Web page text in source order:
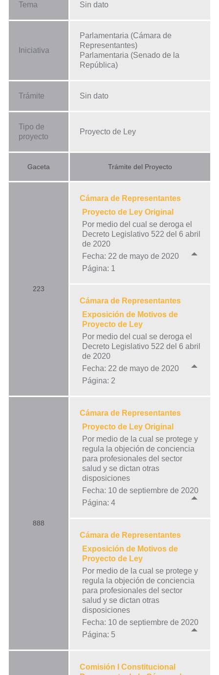
Tema Sin dato
Iniciativa
Parlamentaria (Cámara de
Representantes)
Parlamentaria (Senado de la
República)
Trámite Sin dato
Tipo de
proyecto
Proyecto de Ley
Gaceta Trámite del Proyecto
223
Cámara de Representantes
Proyecto de Ley Original
Por medio del cual se deroga el
Decreto Legislativo 522 del 6 abril
de 2020
Fecha: 22 de mayo de 2020
Página: 1
Cámara de Representantes
Exposición de Motivos de
Proyecto de Ley
Por medio del cual se deroga el
Decreto Legislativo 522 del 6 abril
de 2020
Fecha: 22 de mayo de 2020
Página: 2
888
Cámara de Representantes
Proyecto de Ley Original
Por medio de la cual se protege y
regula la objeción de conciencia
para profesionales del sector
salud y se dictan otras
disposiciones
Fecha: 10 de septiembre de 2020
Página: 4
Cámara de Representantes
Exposición de Motivos de
Proyecto de Ley
Por medio de la cual se protege y
regula la objeción de conciencia
para profesionales del sector
salud y se dictan otras
disposiciones
Fecha: 10 de septiembre de 2020
Página: 5
Comisión I Constitucional